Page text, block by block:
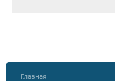
Главная